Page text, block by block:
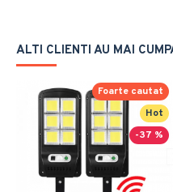
ALTI CLIENTI AU MAI
Hot
Foarte cautat
-37 %